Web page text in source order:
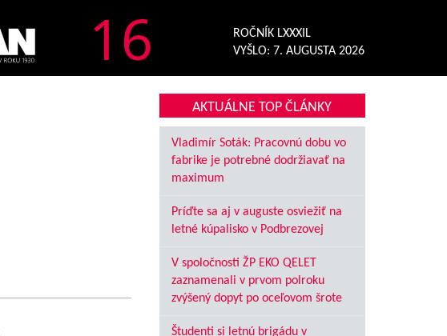
16
ROČNÍK LXXXIL
VYŠLO: 7. AUGUSTA 2026
AKTUÁLNE TOP ČLÁNKY
Vladimír Soták: Pracovnú dobu vo
fabrike je potrebné dodržiavať na
maximum
Príďte sa aj v auguste osviežiť na
letné kúpalisko v Podbrezovej
V spoločnosti ŽP EKO QELET
zaznamenali v prvom polroku
zvýšený dopyt po oceľovom šrote
Študenti si letnú brigádu v